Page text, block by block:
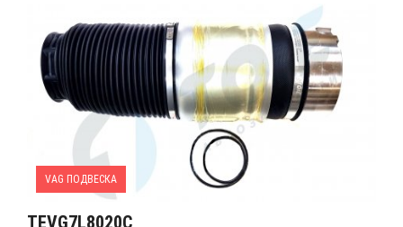
VAG ПОДВЕСКА
TEVG7L8020C